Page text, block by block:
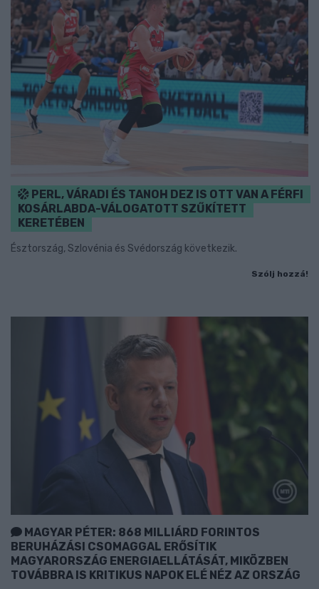
PERL, VÁRADI ÉS TANOH DEZ IS OTT VAN A FÉRFI
KOSÁRLABDA-VÁLOGATOTT SZŰKÍTETT
KERETÉBEN
Észtország, Szlovénia és Svédország következik.
Szólj hozzá!
MAGYAR PÉTER: 868 MILLIÁRD FORINTOS
BERUHÁZÁSI CSOMAGGAL ERŐSÍTIK
MAGYARORSZÁG ENERGIAELLÁTÁSÁT, MIKÖZBEN
TOVÁBBRA IS KRITIKUS NAPOK ELÉ NÉZ AZ ORSZÁG